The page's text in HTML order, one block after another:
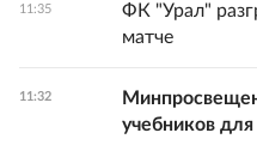
11:35
ФК "Урал"
матче
11:32
учебников